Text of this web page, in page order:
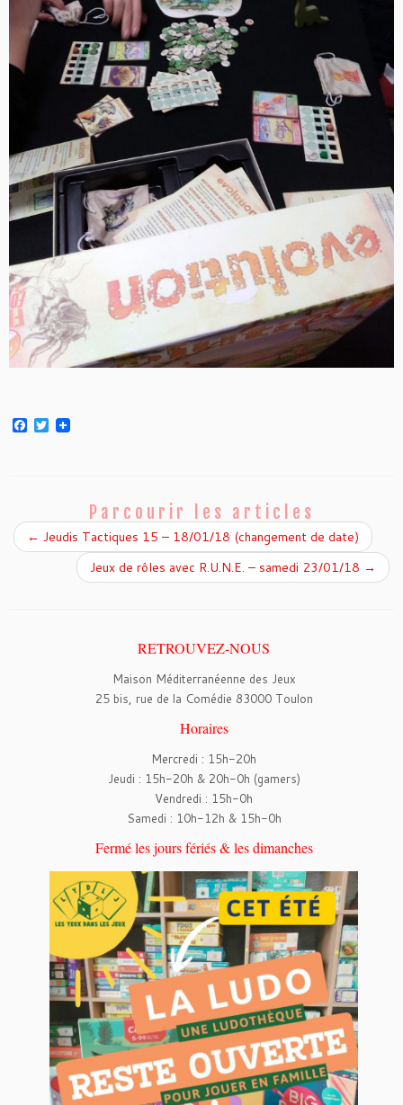
F
k
T
w
Parcourir les articles
← Jeudis Tactiques 15 – 18/01/18 (changement de date)
Jeux de rôles avec R.U.N.E. – samedi 23/01/18 →
RETROUVEZ-NOUS
Maison Méditerranéenne des Jeux
25 bis, rue de la Comédie 83000 Toulon
Horaires
Mercredi : 15h-20h
Jeudi : 15h-20h & 20h-0h (gamers)
Vendredi : 15h-0h
Samedi : 10h-12h & 15h-0h
Fermé les jours fériés & les dimanches